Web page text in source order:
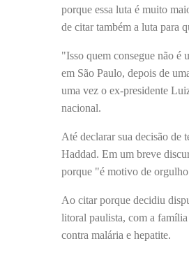
porque essa luta é muito
de citar também a luta para
"Isso quem consegue não é
em São Paulo, depois de
uma vez o ex-presidente
nacional.
Até declarar sua decisão de
Haddad. Em um breve
porque "é motivo de
Ao citar porque decidiu
litoral paulista, com a
contra malária e hepatite.